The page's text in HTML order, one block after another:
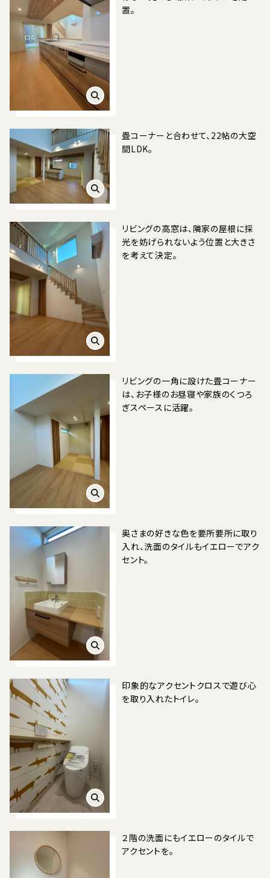
置。
畳コーナーと合わせて、22帖の大空
間LDK。
リビングの高窓は、隣家の屋根に採
光を妨げられないよう位置と大きさ
を考えて決定。
リビングの一角に設けた畳コーナー
は、お子様のお昼寝や家族のくつろ
ぎスペースに活躍。
奥さまの好きな色を要所要所に取り
入れ、洗面のタイルもイエローでアク
セント。
印象的なアクセントクロスで遊び心
を取り入れたトイレ。
２階の洗面にもイエローのタイルで
アクセントを。